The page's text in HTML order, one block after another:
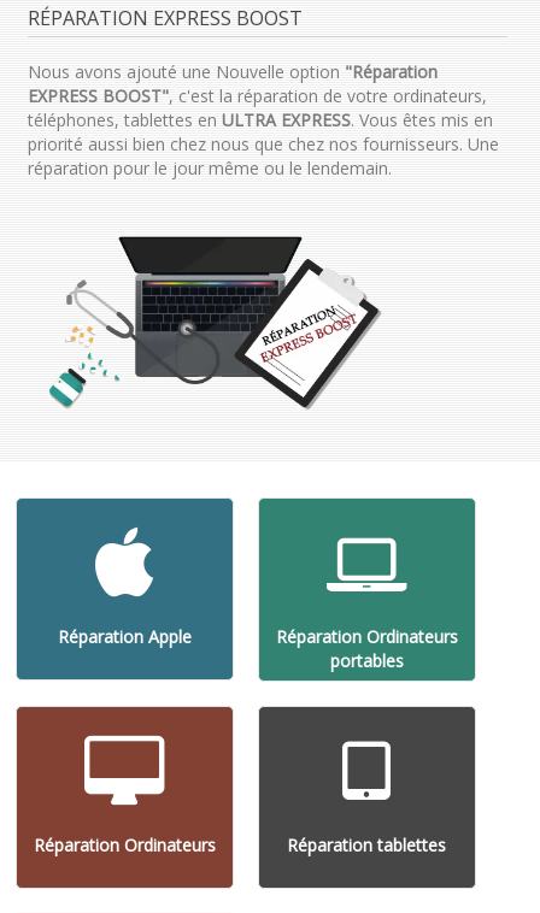
RÉPARATION EXPRESS BOOST
Nous avons ajouté une Nouvelle option "Réparation
EXPRESS BOOST", c'est la réparation de votre ordinateurs,
téléphones, tablettes en ULTRA EXPRESS. Vous êtes mis en
priorité aussi bien chez nous que chez nos fournisseurs. Une
réparation pour le jour même ou le lendemain.
Réparation Apple
Réparation Ordinateurs
portables
Réparation Ordinateurs Réparation tablettes